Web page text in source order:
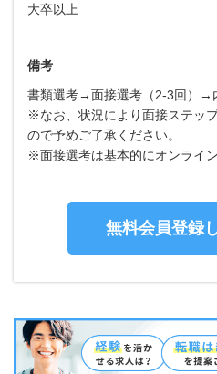
大卒以上
備考
書類選考→面接選考（2-3回）→
※なお、状況により面接ステッ
ので予めご了承ください。
※面接選考は基本的にオンライ
無料会員登録